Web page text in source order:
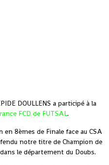
DOULLENS a participé à la
FCD de FUTSAL.
8èmes de Finale face au CSA
notre titre de Champion de
le département du Doubs.